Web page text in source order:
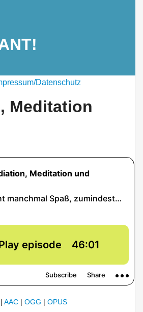
Datenschutz
Meditation
| AAC | OGG | OPUS